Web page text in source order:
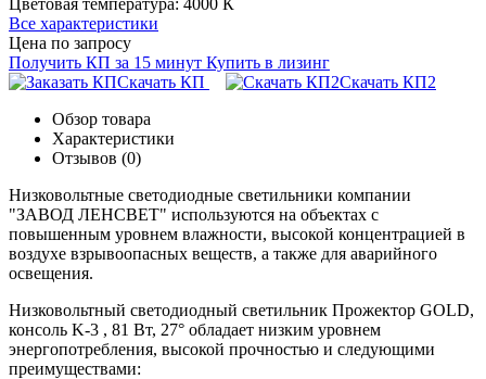
Все характеристики
Цена по запросу
Получить КП за 15 минут Купить в лизинг
Скачать КП
Скачать КП2
Обзор товара
Характеристики
Отзывов (0)
Низковольтные светодиодные светильники компании
"ЗАВОД ЛЕНСВЕТ" используются на объектах с
повышенным уровнем влажности, высокой концентрацией в
воздухе взрывоопасных веществ, а также для аварийного
освещения.
Низковольтный светодиодный светильник Прожектор GOLD,
консоль K-3 , 81 Вт, 27° обладает низким уровнем
энергопотребления, высокой прочностью и следующими
преимуществами: